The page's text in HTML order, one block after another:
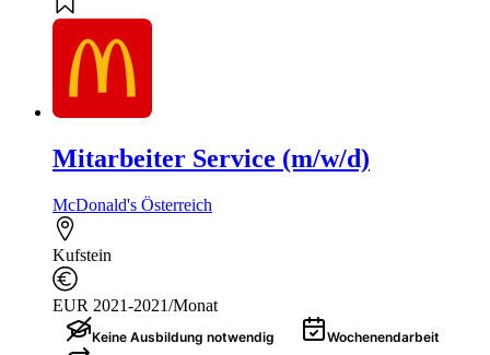
Mitarbeiter Service (m/w/d)
McDonald's Österreich
Kufstein
EUR 2021-2021/Monat
Keine Ausbildung notwendig
Wochenendarbeit